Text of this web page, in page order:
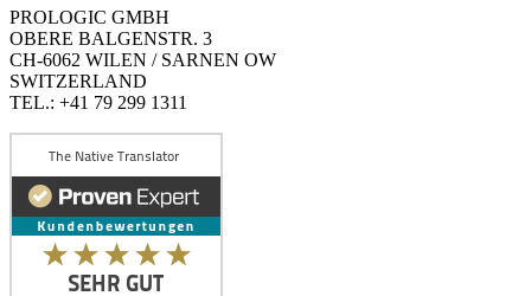
PROLOGIC GMBH
OBERE BALGENSTR. 3
CH-6062 WILEN / SARNEN OW
SWITZERLAND
TEL.: +41 79 299 1311